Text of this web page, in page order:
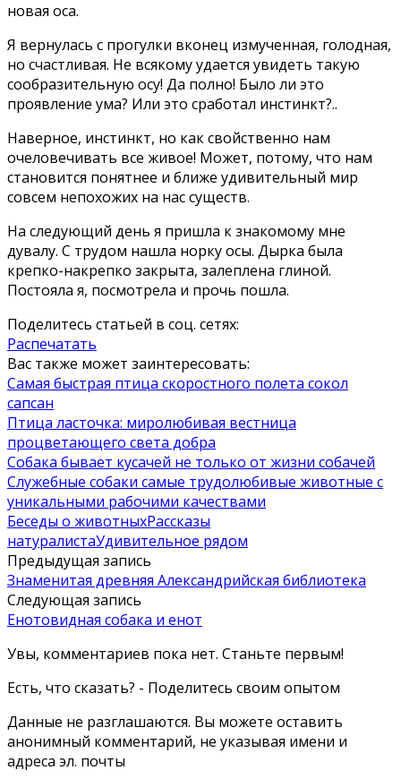
новая оса.
Я вернулась с прогулки вконец измученная, голодная,
но счастливая. Не всякому удается увидеть такую
сообразительную осу! Да полно! Было ли это
проявление ума? Или это сработал инстинкт?..
Наверное, инстинкт, но как свойственно нам
очеловечивать все живое! Может, потому, что нам
становится понятнее и ближе удивительный мир
совсем непохожих на нас существ.
На следующий день я пришла к знакомому мне
дувалу. С трудом нашла норку осы. Дырка была
крепко-накрепко закрыта, залеплена глиной.
Постояла я, посмотрела и прочь пошла.
Поделитесь статьей в соц. сетях:
Распечатать
Вас также может заинтересовать:
Самая быстрая птица скоростного полета сокол
сапсан
Птица ласточка: миролюбивая вестница
процветающего света добра
Собака бывает кусачей не только от жизни собачей
Служебные собаки самые трудолюбивые животные с
уникальными рабочими качествами
Беседы о животныхРассказы
натуралистаУдивительное рядом
Предыдущая запись
Знаменитая древняя Александрийская библиотека
Следующая запись
Енотовидная собака и енот
Увы, комментариев пока нет. Станьте первым!
Есть, что сказать? - Поделитесь своим опытом
Данные не разглашаются. Вы можете оставить
анонимный комментарий, не указывая имени и
адреса эл. почты